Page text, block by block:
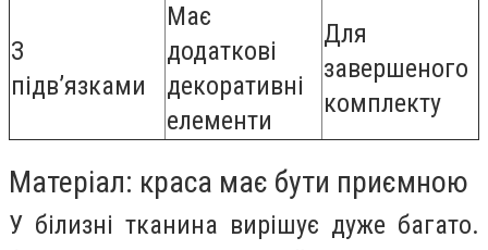
З
підв’язками
Має
додаткові
декоративні
елементи
Для
завершеного
комплекту
Матеріал: краса має бути приємною
У білизні тканина вирішує дуже багато.